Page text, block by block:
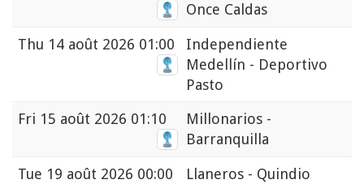
Once Caldas
Thu 14 août 2026 01:00
Independiente
Medellín - Deportivo
Pasto
Fri 15 août 2026 01:10
Millonarios -
Barranquilla
Tue 19 août 2026 00:00 Llaneros - Quindio